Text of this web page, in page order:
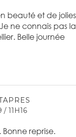
beauté et de
ne connais pas
Belle journée
/ 11H16
Bonne reprise.